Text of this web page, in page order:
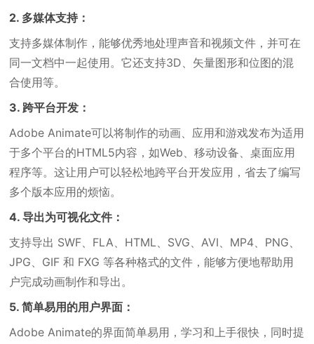
2. 多媒体支持：
支持多媒体制作，能够优秀地处理声音和视频文件，并可在
同一文档中一起使用。它还支持3D、矢量图形和位图的混
合使用等。
3. 跨平台开发：
Adobe Animate可以将制作的动画、应用和游戏发布为适用
于多个平台的HTML5内容，如Web、移动设备、桌面应用
程序等。这让用户可以轻松地跨平台开发应用，省去了编写
多个版本应用的烦恼。
4. 导出为可视化文件：
支持导出 SWF、FLA、HTML、SVG、AVI、MP4、PNG、
JPG、GIF 和 FXG 等各种格式的文件，能够方便地帮助用
户完成动画制作和导出。
5. 简单易用的用户界面：
Adobe Animate的界面简单易用，学习和上手很快，同时提